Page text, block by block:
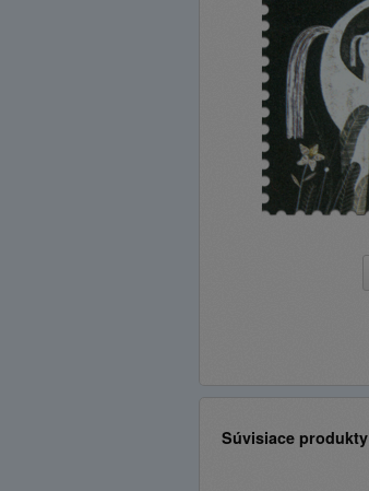
Súvisiace produkty